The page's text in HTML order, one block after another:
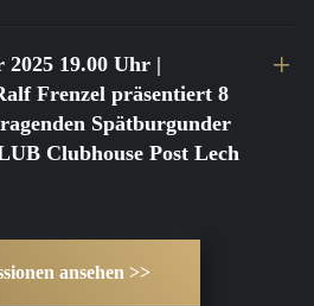
2025 19.00 Uhr |
Frenzel präsentiert 8
Spätburgunder
Clubhouse Post Lech
ansehen >>